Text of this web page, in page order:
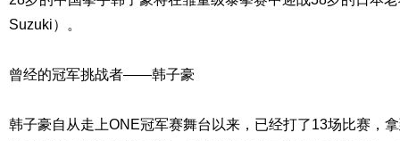
Suzuki）。
曾经的冠军挑战者——韩子豪
韩子豪自从走上ONE冠军赛舞台以来，已经打了13场比赛，